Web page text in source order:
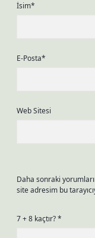
İsim*
E-Posta*
Web Sitesi
Daha sonraki
site adresim bu
7 + 8 kaçtır?*